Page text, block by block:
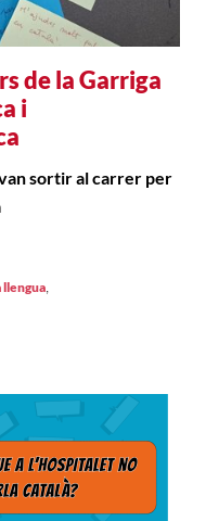
de la Garriga
i
sortir al carrer per
,